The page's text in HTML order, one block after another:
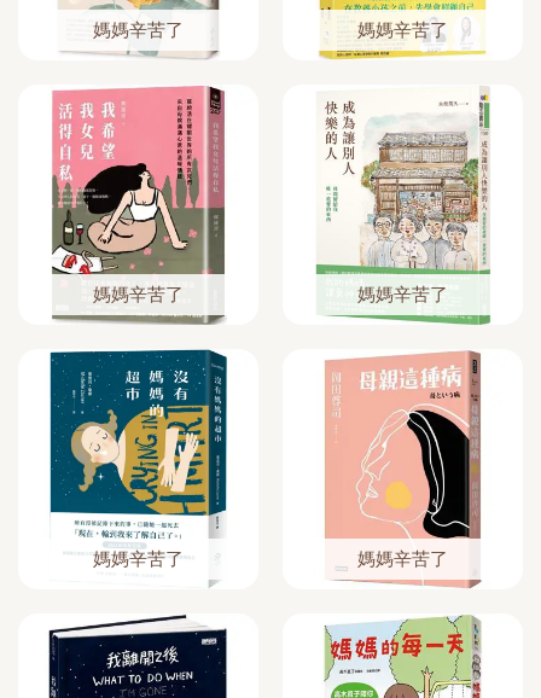
媽媽辛苦了 媽媽辛苦了
媽媽辛苦了 媽媽辛苦了
媽媽辛苦了 媽媽辛苦了